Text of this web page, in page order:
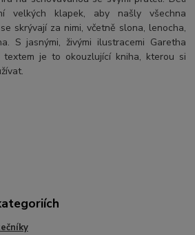
velkých klapek, aby našly všechna
skrývají za nimi, včetně slona, lenocha,
S jasnými, živými ilustracemi Garetha
textem je to okouzlující kniha, kterou si